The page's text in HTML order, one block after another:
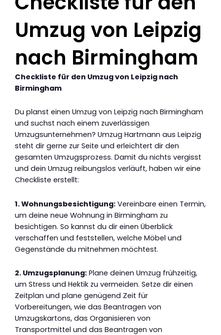
Umzug von Leipzig
nach Birmingham
Checkliste für den Umzug von Leipzig nach
Birmingham
Du planst einen Umzug von Leipzig nach Birmingham
und suchst nach einem zuverlässigen
Umzugsunternehmen? Umzug Hartmann aus Leipzig
steht dir gerne zur Seite und erleichtert dir den
gesamten Umzugsprozess. Damit du nichts vergisst
und dein Umzug reibungslos verläuft, haben wir eine
Checkliste erstellt:
1. Wohnungsbesichtigung: Vereinbare einen Termin,
um deine neue Wohnung in Birmingham zu
besichtigen. So kannst du dir einen Überblick
verschaffen und feststellen, welche Möbel und
Gegenstände du mitnehmen möchtest.
2. Umzugsplanung: Plane deinen Umzug frühzeitig,
um Stress und Hektik zu vermeiden. Setze dir einen
Zeitplan und plane genügend Zeit für
Vorbereitungen, wie das Beantragen von
Umzugskartons, das Organisieren von
Transportmittel und das Beantragen von